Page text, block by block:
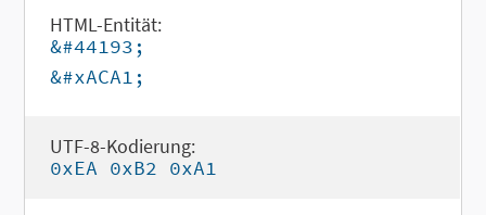
HTML-Entität:
&#44193;
&#xACA1;
UTF-8-Kodierung:
0xEA 0xB2 0xA1